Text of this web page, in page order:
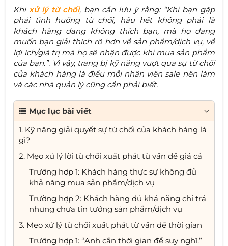
Khi xử lý từ chối, bạn cần lưu ý rằng: “Khi bạn gặp
phải tình huống từ chối, hầu hết không phải là
khách hàng đang không thích bạn, mà họ đang
muốn bạn giải thích rõ hơn về sản phẩm/dịch vụ, về
lợi ích/giá trị mà họ sẽ nhận được khi mua sản phẩm
của bạn.”. Vì vậy, trang bị kỹ năng vượt qua sự từ chối
của khách hàng là điều mỗi nhân viên sale nên làm
và các nhà quản lý cũng cần phải biết.
Mục lục bài viết
1. Kỹ năng giải quyết sự từ chối của khách hàng là
gì?
2. Mẹo xử lý lời từ chối xuất phát từ vấn đề giá cả
Trường hợp 1: Khách hàng thực sự không đủ
khả năng mua sản phẩm/dịch vụ
Trường hợp 2: Khách hàng đủ khả năng chi trả
nhưng chưa tin tưởng sản phẩm/dịch vụ
3. Mẹo xử lý từ chối xuất phát từ vấn đề thời gian
Trường hợp 1: “Anh cần thời gian để suy nghĩ.”